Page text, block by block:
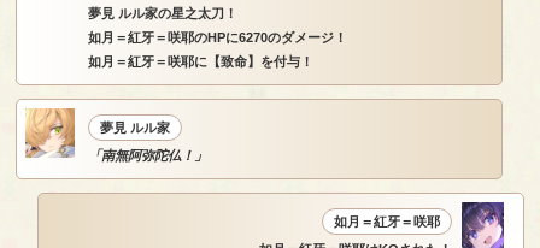
夢見 ルル家の星之太刀！
如月＝紅牙＝咲耶のHPに6270のダメージ！
如月＝紅牙＝咲耶に【致命】を付与！
夢見 ルル家
「南無阿弥陀仏！」
如月＝紅牙＝咲耶